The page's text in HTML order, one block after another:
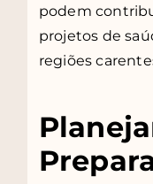
podem
projetos de
regiões